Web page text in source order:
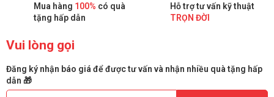
Mua hàng 100% có quà
tặng hấp dẫn
Hỗ trợ tư vấn kỹ thuật
TRỌN ĐỜI
Vui lòng gọi
Đăng ký nhận báo giá để được tư vấn và nhận nhiều quà tặng hấp
dẫn 🎁